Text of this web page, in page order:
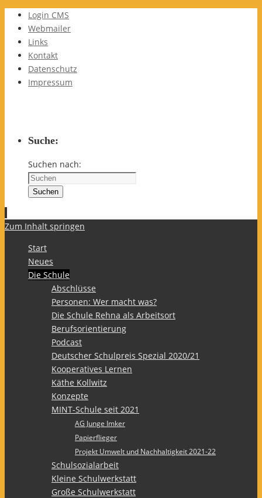
Login CMS
Webmailer
Links
Kontakt
Datenschutz
Impressum
Suche:
Suchen nach:
Suchen
Zum Inhalt springen
Start
Neues
Die Schule
Abschlüsse
Personen: Wer macht was?
Die Schule Rehna als Arbeitsort
Berufsorientierung
Podcast
Deutscher Schulpreis Spezial 2020/21
Kooperatives Lernen
Käthe Kollwitz
Konzepte
MINT-Schule seit 2021
AG Junge Imker
Papierflieger
Projekt Umwelt und Nachhaltigkeit 2021-22
Schulsozialarbeit
Kleine Schulwerkstatt
Große Schulwerkstatt